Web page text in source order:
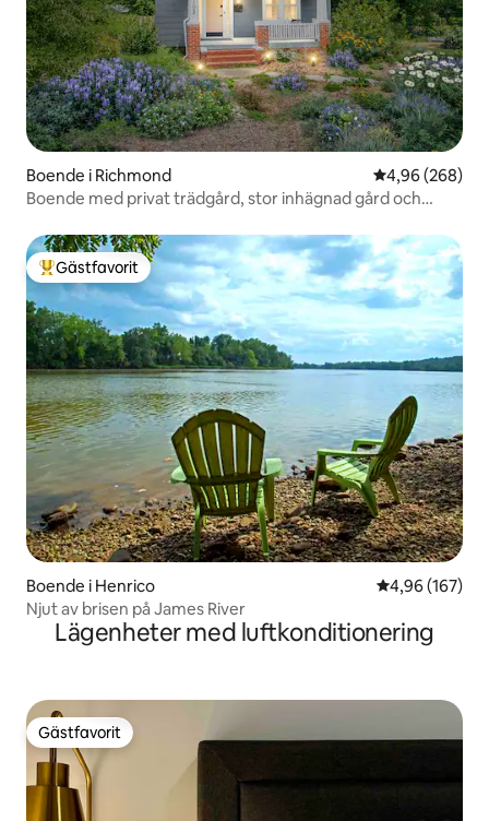
Boende i Richmond 4,96 av 5 i
4,96 (268)
Boende med privat trädgård, stor inhägnad gård och
Populär gästfavorit
Gästfavorit
Boende i Henrico 4,96 av 5 i
4,96 (167)
Njut av brisen på James River
Lägenheter med luftkonditionering
Gästfavorit
Gästfavorit